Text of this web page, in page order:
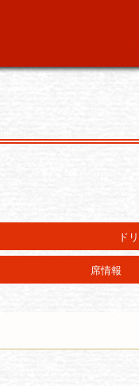
ド
席情報